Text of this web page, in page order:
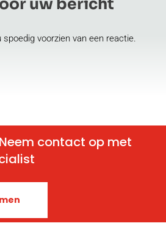
uw bericht
spoedig voorzien van een reactie.
contact op met